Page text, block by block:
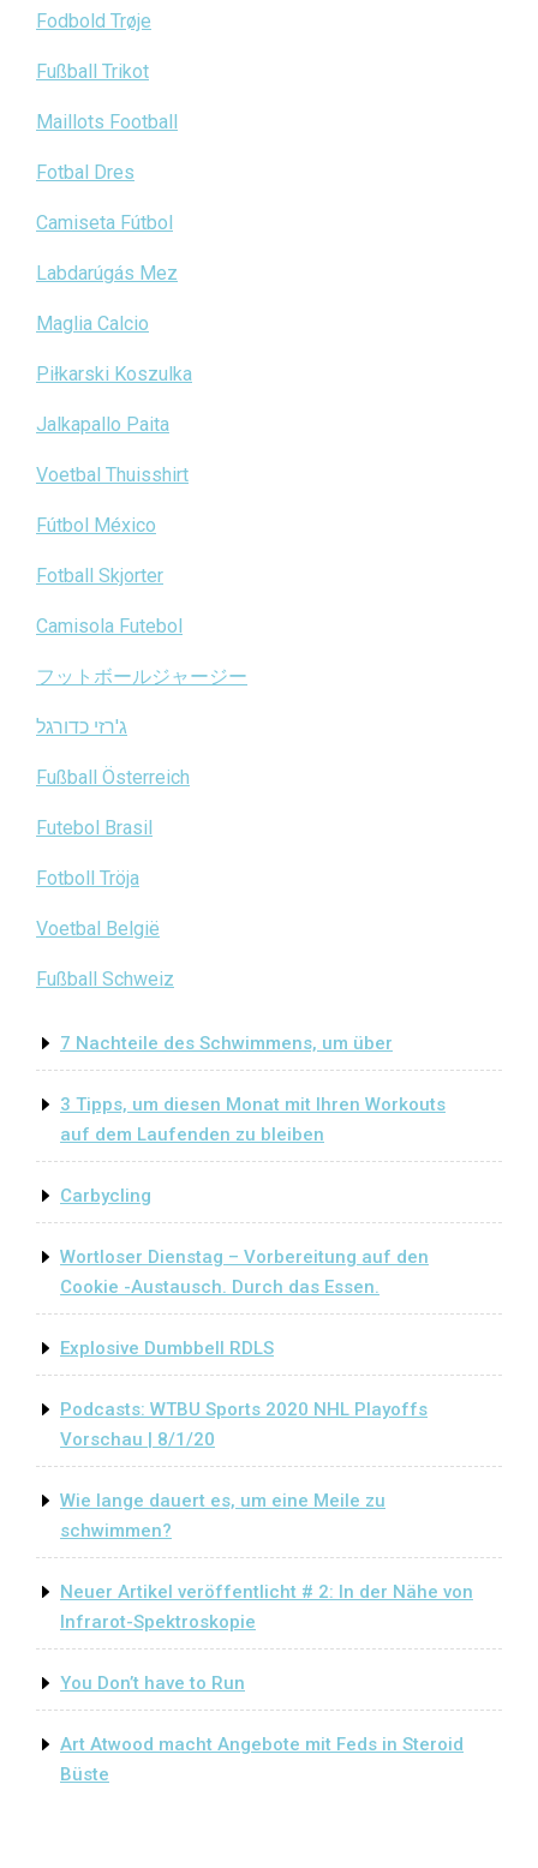
Fodbold Trøje
Fußball Trikot
Maillots Football
Fotbal Dres
Camiseta Fútbol
Labdarúgás Mez
Maglia Calcio
Piłkarski Koszulka
Jalkapallo Paita
Voetbal Thuisshirt
Fútbol México
Fotball Skjorter
Camisola Futebol
フットボールジャージー
ג'רזי כדורגל
Fußball Österreich
Futebol Brasil
Fotboll Tröja
Voetbal België
Fußball Schweiz
7 Nachteile des Schwimmens, um über
3 Tipps, um diesen Monat mit Ihren Workouts
auf dem Laufenden zu bleiben
Carbycling
Wortloser Dienstag – Vorbereitung auf den
Cookie -Austausch. Durch das Essen.
Explosive Dumbbell RDLS
Podcasts: WTBU Sports 2020 NHL Playoffs
Vorschau | 8/1/20
Wie lange dauert es, um eine Meile zu
schwimmen?
Neuer Artikel veröffentlicht # 2: In der Nähe von
Infrarot-Spektroskopie
You Don’t have to Run
Art Atwood macht Angebote mit Feds in Steroid
Büste